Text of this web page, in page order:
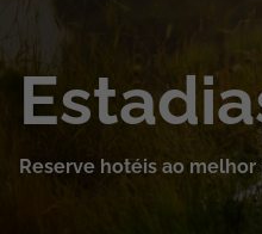
Cruzeiros
Promoções
Reserve hotéis ao